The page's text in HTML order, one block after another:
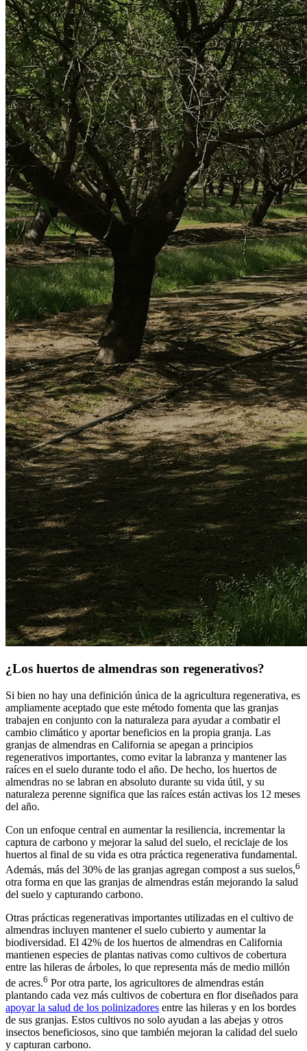
¿Los huertos de almendras son regenerativos?
Si bien no hay una definición única de la agricultura regenerativa, es
ampliamente aceptado que este método fomenta que las granjas
trabajen en conjunto con la naturaleza para ayudar a combatir el
cambio climático y aportar beneficios en la propia granja. Las
granjas de almendras en California se apegan a principios
regenerativos importantes, como evitar la labranza y mantener las
raíces en el suelo durante todo el año. De hecho, los huertos de
almendras no se labran en absoluto durante su vida útil, y su
naturaleza perenne significa que las raíces están activas los 12 meses
del año.
Con un enfoque central en aumentar la resiliencia, incrementar la
captura de carbono y mejorar la salud del suelo, el reciclaje de los
huertos al final de su vida es otra práctica regenerativa fundamental.
Además, más del 30% de las granjas agregan compost a sus suelos,6
otra forma en que las granjas de almendras están mejorando la salud
del suelo y capturando carbono.
Otras prácticas regenerativas importantes utilizadas en el cultivo de
almendras incluyen mantener el suelo cubierto y aumentar la
biodiversidad. El 42% de los huertos de almendras en California
mantienen especies de plantas nativas como cultivos de cobertura
entre las hileras de árboles, lo que representa más de medio millón
de acres.6 Por otra parte, los agricultores de almendras están
plantando cada vez más cultivos de cobertura en flor diseñados para
apoyar la salud de los polinizadores entre las hileras y en los bordes
de sus granjas. Estos cultivos no solo ayudan a las abejas y otros
insectos beneficiosos, sino que también mejoran la calidad del suelo
y capturan carbono.